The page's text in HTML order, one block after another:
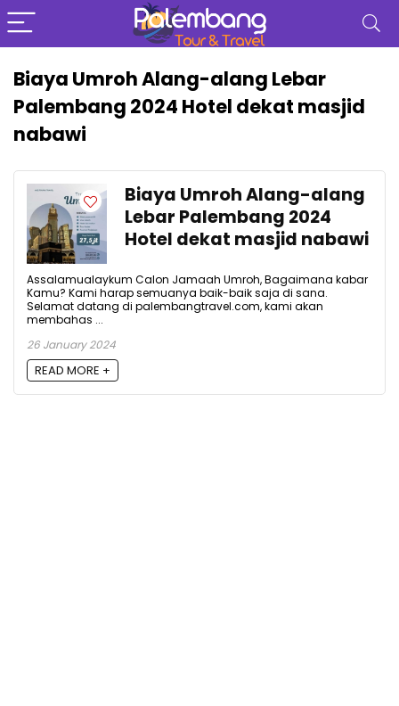
Biaya Umroh Alang-alang Lebar
Palembang 2024 Hotel dekat masjid
nabawi
Biaya Umroh Alang-alang
Lebar Palembang 2024
Hotel dekat masjid nabawi
Assalamualaykum Calon Jamaah Umroh, Bagaimana kabar
Kamu? Kami harap semuanya baik-baik saja di sana.
Selamat datang di palembangtravel.com, kami akan
membahas ...
26 January 2024
READ MORE +